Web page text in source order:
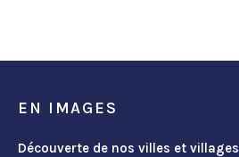
EN IMAGES
Découverte de nos villes et villages